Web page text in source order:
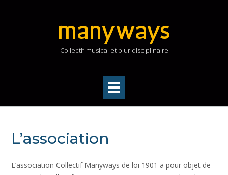
manyways
Collectif musical et pluridisciplinaire
L’association
L’association Collectif Manyways de loi 1901 a pour objet de